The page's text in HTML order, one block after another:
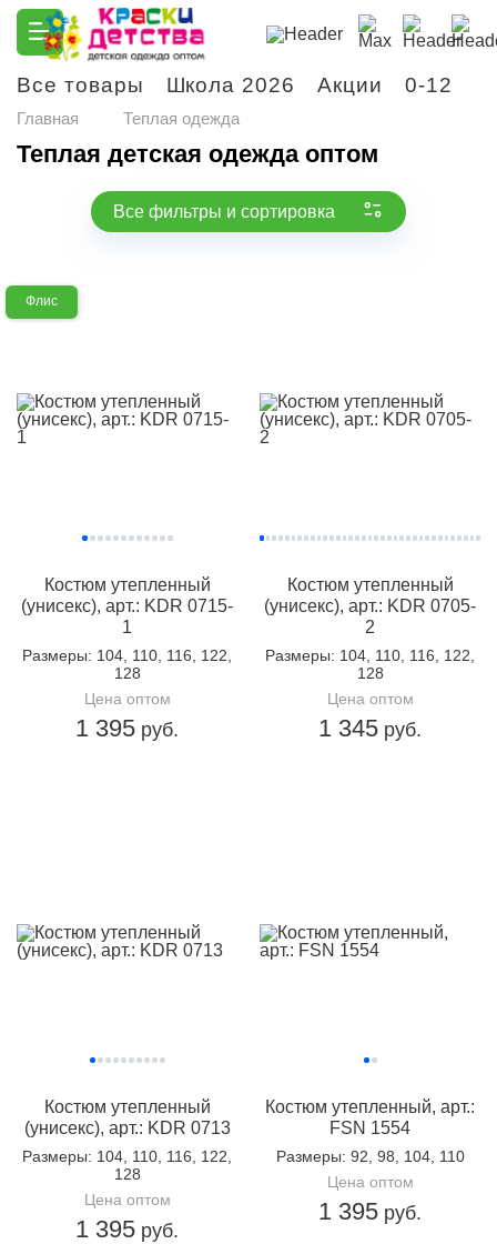
Все товары Школа 2026 Акции 0-12
Главная Теплая одежда
Теплая детская одежда оптом
Все фильтры и сортировка
Флис
Костюм утепленный
(унисекс), арт.: KDR 0715-
1
Размеры: 104, 110, 116, 122,
128
Цена оптом
1 395 руб.
Костюм утепленный
(унисекс), арт.: KDR 0705-
2
Размеры: 104, 110, 116, 122,
128
Цена оптом
1 345 руб.
Костюм утепленный
(унисекс), арт.: KDR 0713
Размеры: 104, 110, 116, 122,
128
Цена оптом
1 395 руб.
Костюм утепленный, арт.:
FSN 1554
Размеры: 92, 98, 104, 110
Цена оптом
1 395 руб.